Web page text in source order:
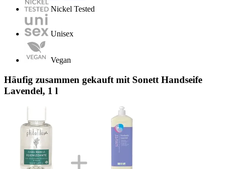
Nickel Tested
Unisex
Vegan
Häufig zusammen gekauft mit Sonett Handseife
Lavendel, 1 l